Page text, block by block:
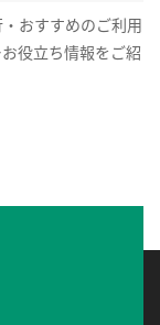
おすすめのご利用
役立ち情報をご紹